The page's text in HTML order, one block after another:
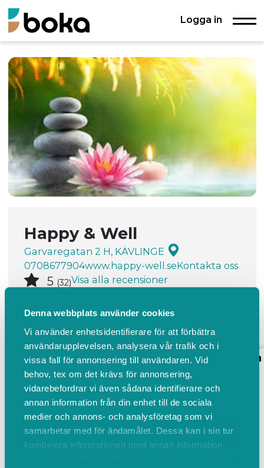
Denna webbplats använder cookies
Vi använder enhetsidentifierare för att förbättra
användarupplevelsen, analysera vår trafik och i
vissa fall för annonsering till användaren. Vid
behov, tex om det krävs för annonsering,
vidarebefordrar vi även sådana identifierare och
annan information från din enhet till de sociala
medier och annons- och analysföretag som vi
samarbetar med för ändamålet. Dessa kan i sin tur
kombinera informationen med annan information
Logga in
Happy & Well
Garvaregatan 2 H, KÄVLINGE
0708677904www.happy-well.seKontakta oss
5 (32)Visa alla recensioner
välbefinnande och hälsa
Boka Events Om oss Omdömen
Om oss
Hitta hit Kontakta oss
Hälsofrämjande friskvård för välbefinnande